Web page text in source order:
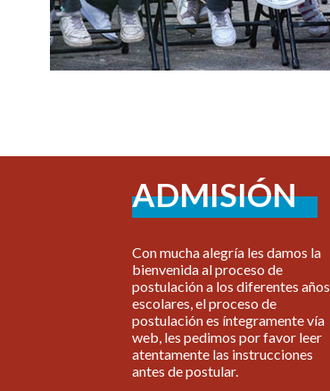
ADMISIÓN
Con mucha alegría les damos la
bienvenida al proceso de
postulación a los diferentes años
escolares, el proceso de
postulación es íntegramente vía
web, les pedimos por favor leer
atentamente las instrucciones
antes de postular.